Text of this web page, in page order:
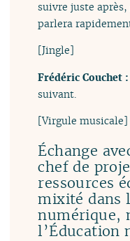
suivre juste
parlera
[Jingle]
Frédéric Couchet
suivant.
[Virgule musicale]
Échange
chef de
ressources
mixité dans
numérique,
l’Éducation